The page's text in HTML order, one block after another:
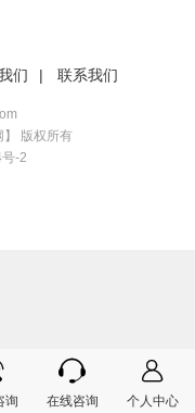
们 | 联系我们
版权所有
-2
询

在线咨询

个人中心